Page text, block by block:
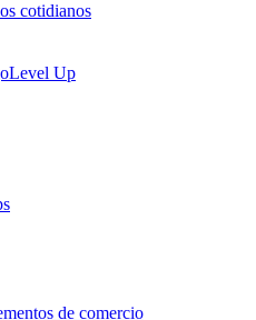
cotidianos
Level Up
de comercio